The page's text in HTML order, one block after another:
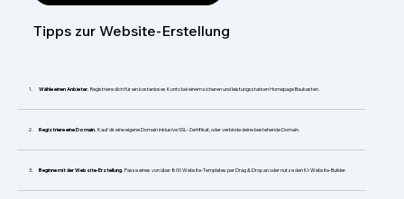
Tipps zur Website-Erstellung
Wähle einen Anbieter. Registriere dich für ein kostenloses Konto bei einem sicheren und leistungsstarken Homepage Baukasten.
Registriere eine Domain. Kauf dir eine eigene Domain inklusive SSL-Zertifikat, oder verbinde deine bestehende Domain.
Beginne mit der Website-Erstellung. Passe eines von über 800 Website-Templates per Drag & Drop an oder nutze den KI-Website-Builder.